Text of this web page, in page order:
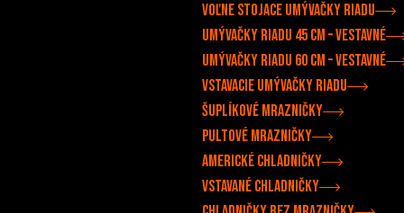
Voľne stojace umývačky riadu
Umývačky riadu 45 cm – vestavné
Umývačky riadu 60 cm – vestavné
Vstavacie umývačky riadu
Šuplíkové mrazničky
Pultové mrazničky
Americké chladničky
Vstavané chladničky